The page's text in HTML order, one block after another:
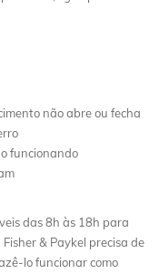
não abre ou fecha
funcionando
das 8h às 18h para
& Paykel precisa de
lo funcionar como